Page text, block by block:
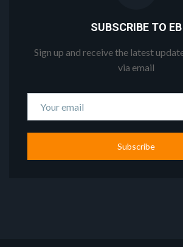
SUBSCRIBE TO EB
Sign up and receive the latest
via email
Subscribe